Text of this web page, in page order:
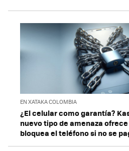
EN XATAKA COLOMBIA
¿El celular como garantía?
nuevo tipo de amenaza
bloquea el teléfono si no se